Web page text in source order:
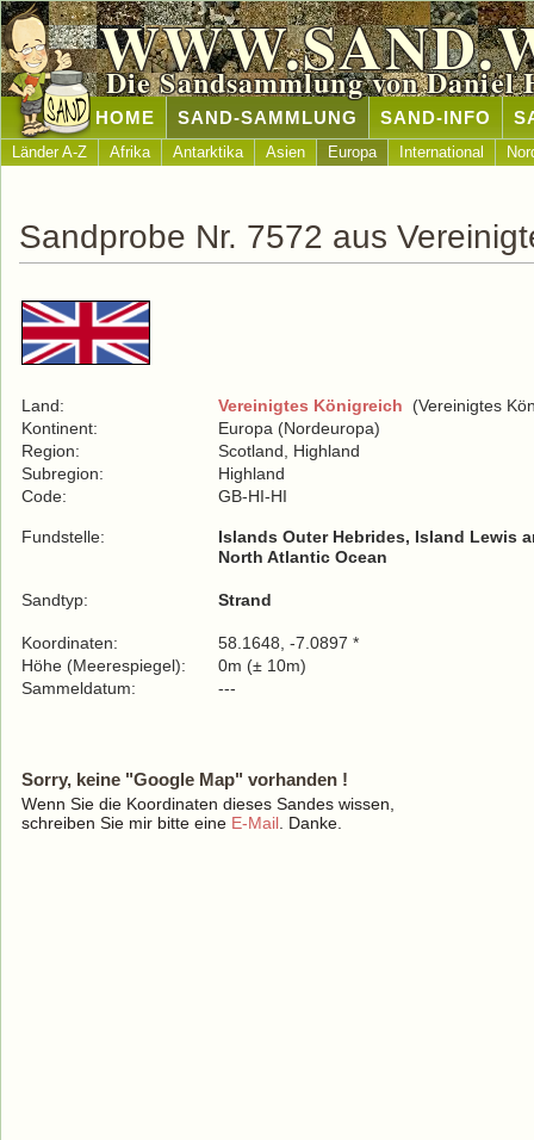
Die Sandsammlung von Daniel
HOME SAND-SAMMLUNG SAND-INFO
Länder A-Z Afrika Antarktika Asien Europa International
Sandprobe Nr. 7572 aus
Land: Vereinigtes Königreich (Vereinigtes
Kontinent:
Europa (Nordeuropa)
Region:
Scotland, Highland
Subregion:
Highland
Code:
GB-HI-HI
Fundstelle:
Islands Outer Hebrides, Island Lewis
North Atlantic Ocean
Sandtyp: Strand
Koordinaten:
58.1648, -7.0897 *
Höhe (Meerespiegel):
0m (± 10m)
Sammeldatum:
---
Sorry, keine "Google Map" vorhanden !
Wenn Sie die Koordinaten dieses Sandes wissen,
schreiben Sie mir bitte eine E-Mail . Danke.